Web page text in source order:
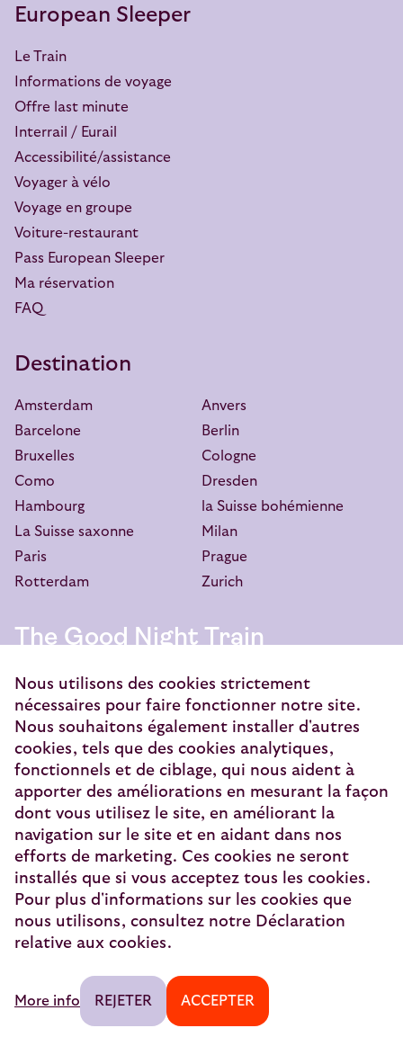
European Sleeper
Le Train
Informations de voyage
Offre last minute
Interrail / Eurail
Accessibilité/assistance
Voyager à vélo
Voyage en groupe
Voiture-restaurant
Pass European Sleeper
Ma réservation
FAQ
Destination
Amsterdam
Anvers
Barcelone
Berlin
Bruxelles
Cologne
Como
Dresden
Hambourg
la Suisse bohémienne
La Suisse saxonne
Milan
Paris
Prague
Rotterdam
Zurich
The Good Night Train
European Sleeper Exploitatie B.V.
Vondellaan 144
3521 GH Utrecht
info@europeansleeper.eu
KVK 86040472
© 2026 — European Sleeper Exploitatie B.V.
Informations légales
Avis des voyageurs
Nous utilisons des cookies strictement
nécessaires pour faire fonctionner notre site.
Nous souhaitons également installer d'autres
cookies, tels que des cookies analytiques,
fonctionnels et de ciblage, qui nous aident à
apporter des améliorations en mesurant la façon
dont vous utilisez le site, en améliorant la
navigation sur le site et en aidant dans nos
efforts de marketing. Ces cookies ne seront
installés que si vous acceptez tous les cookies.
Pour plus d'informations sur les cookies que
nous utilisons, consultez notre Déclaration
relative aux cookies.
More info REJETER ACCEPTER